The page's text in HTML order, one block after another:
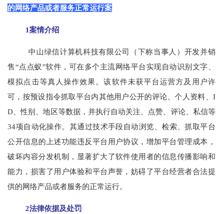
的网络产品或者服务正常运行案
1案情介绍
中山绿信计算机科技有限公司（下称当事人）开发并销
售“点点蚁”软件，可在多个主流网络平台实现自动识别文字、
模拟点击等真人操作效果。该软件未获平台运营方及用户许
可，按预设指令抓取平台内其他用户公开的评论、个人资料、I
D、性别、地区等数据，并执行自动关注、点赞、评论、私信等
34项自动化操作。其通过技术手段自动浏览、检索、抓取平台
公开信息的上述功能违反平台用户协议，增加平台管理成本，
破坏内容分发机制，显著扩大了软件使用者的信息传播影响和
能力，损害了用户体验和平台声誉，妨碍了平台经营者合法提
供的网络产品或者服务的正常运行。
2法律依据及处罚